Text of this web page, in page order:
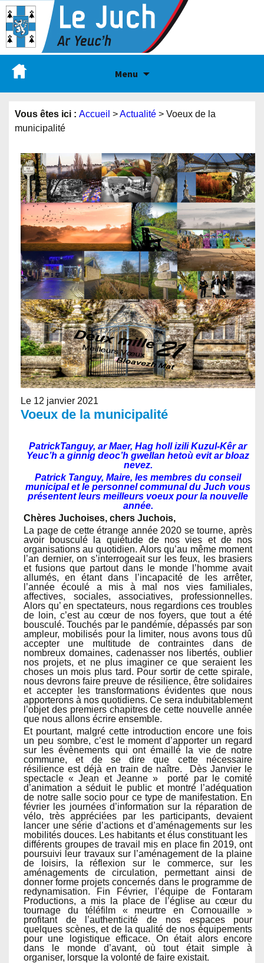
Menu
Vous êtes ici : Accueil >Actualité > Voeux de la
municipalité
Le 12 janvier 2021
Voeux de la municipalité
PatrickTanguy, ar Maer, Hag holl izili Kuzul-Kêr ar
Yeuc’h a ginnig deoc’h gwellan hetoù evit ar bloaz
nevez.
Patrick Tanguy, Maire, les membres du conseil
municipal et le personnel communal du Juch vous
présentent leurs meilleurs voeux pour la nouvelle
année.
Chères Juchoises, chers Juchois,
La page de cette étrange année 2020 se tourne, après
avoir bousculé la quiétude de nos vies et de nos
organisations au quotidien. Alors qu’au même moment
l’an dernier, on s’interrogeait sur les feux, les brasiers
et fusions que partout dans le monde l’homme avait
allumés, en étant dans l’incapacité de les arrêter,
l’année écoulé a mis à mal nos vies familiales,
affectives, sociales, associatives, professionnelles.
Alors qu’ en spectateurs, nous regardions ces troubles
de loin, c’est au cœur de nos foyers, que tout a été
bousculé. Touchés par le pandémie, dépassés par son
ampleur, mobilisés pour la limiter, nous avons tous dû
accepter une multitude de contraintes dans de
nombreux domaines, cadenasser nos libertés, oublier
nos projets, et ne plus imaginer ce que seraient les
choses un mois plus tard. Pour sortir de cette spirale,
nous devrons faire preuve de résilience, être solidaires
et accepter les transformations évidentes que nous
apporterons à nos quotidiens. Ce sera indubitablement
l’objet des premiers chapitres de cette nouvelle année
que nous allons écrire ensemble.
Et pourtant, malgré cette introduction encore une fois
un peu sombre, c’est le moment d’apporter un regard
sur les évènements qui ont émaillé la vie de notre
commune, et de se dire que cette nécessaire
résilience est déjà en train de naître. Dès Janvier le
spectacle « Jean et Jeanne » porté par le comité
d’animation a séduit le public et montré l’adéquation
de notre salle socio pour ce type de manifestation. En
février les journées d’information sur la réparation de
vélo, très appréciées par les participants, devaient
lancer une série d’actions et d’aménagements sur les
mobilités douces. Les habitants et élus constituant les
différents groupes de travail mis en place fin 2019, ont
poursuivi leur travaux sur l’aménagement de la plaine
de loisirs, la réflexion sur le commerce, sur les
aménagements de circulation, permettant ainsi de
donner forme projets concernés dans le programme de
redynamisation. Fin Février, l’équipe de Fontaram
Productions, a mis la place de l’église au cœur du
tournage du téléfilm « meurtre en Cornouaille »
profitant de l’authenticité de nos espaces pour
quelques scènes, et de la qualité de nos équipements
pour une logistique efficace. On était alors encore
dans le monde d’avant, où tout était simple à
organiser, lorsque la volonté de faire existait.